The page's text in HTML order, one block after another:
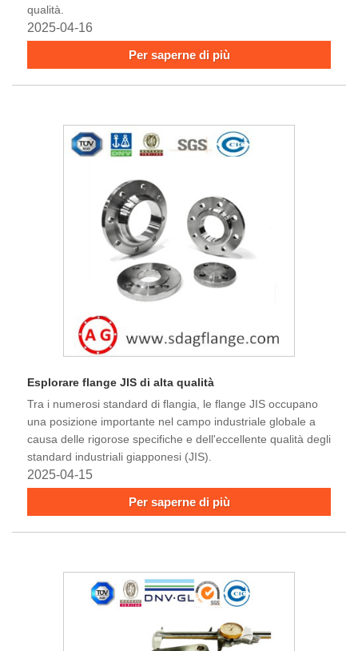
qualità.
2025-04-16
Per saperne di più
Esplorare flange JIS di alta qualità
Tra i numerosi standard di flangia, le flange JIS occupano
una posizione importante nel campo industriale globale a
causa delle rigorose specifiche e dell'eccellente qualità degli
standard industriali giapponesi (JIS).
2025-04-15
Per saperne di più